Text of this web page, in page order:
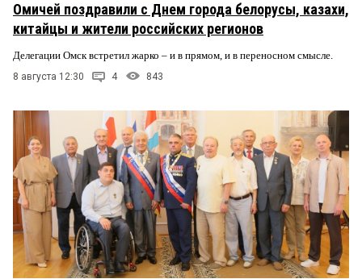
Омичей поздравили с Днем города белорусы, казахи,
китайцы и жители российских регионов
Делегации Омск встретил жарко – и в прямом, и в переносном смысле.
8 августа 12:30 4 843